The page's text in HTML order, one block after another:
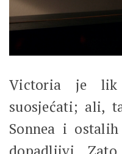
Victoria je
suosjećati; ali,
Sonnea i